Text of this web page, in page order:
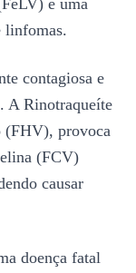
linfomas.
contagiosa e
A Rinotraqueíte
(FHV), provoca
(FCV)
causar
doença fatal